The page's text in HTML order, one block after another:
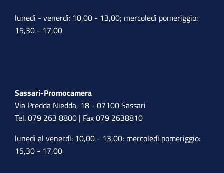
lunedì - venerdì: 10,00 - 13,00; mercoledì pomeriggio:
15,30 - 17,00
Sassari-Promocamera
Via Predda Niedda, 18 - 07100 Sassari
Tel. 079 263 8800 | Fax 079 2638810
lunedì al venerdì: 10,00 - 13,00; mercoledì pomeriggio:
15,30 - 17,00